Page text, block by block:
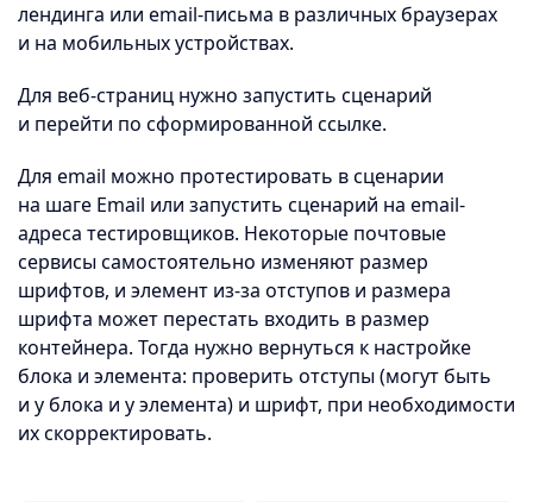
лендинга или email-письма в различных браузерах
и на мобильных устройствах.
Для веб-страниц нужно запустить сценарий
и перейти по сформированной ссылке.
Для email можно протестировать в сценарии
на шаге Email или запустить сценарий на email-
адреса тестировщиков. Некоторые почтовые
сервисы самостоятельно изменяют размер
шрифтов, и элемент из-за отступов и размера
шрифта может перестать входить в размер
контейнера. Тогда нужно вернуться к настройке
блока и элемента: проверить отступы (могут быть
и у блока и у элемента) и шрифт, при необходимости
их скорректировать.